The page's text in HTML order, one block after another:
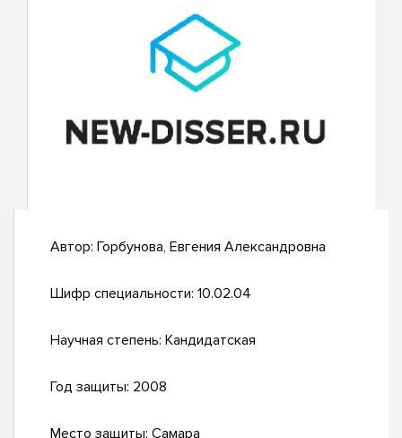
Автор: Горбунова, Евгения Александровна
Шифр специальности: 10.02.04
Научная степень: Кандидатская
Год защиты: 2008
Место защиты: Самара